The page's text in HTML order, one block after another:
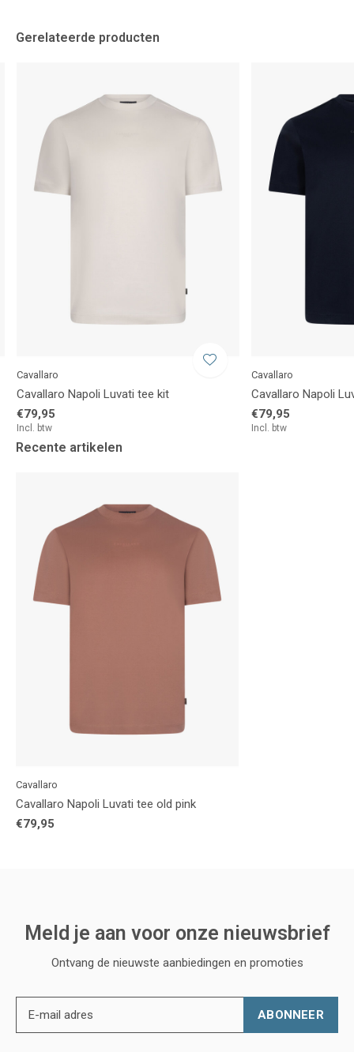
Gerelateerde producten
Cavallaro
Cavallaro Napoli Luvati tee kit
€79,95
Incl. btw
Cavallaro
Cavallaro Napoli
€79,95
Incl. btw
Recente artikelen
Cavallaro
Cavallaro Napoli Luvati tee old pink
€79,95
Meld je aan voor onze nieuwsbrief
Ontvang de nieuwste aanbiedingen en promoties
ABONNEER